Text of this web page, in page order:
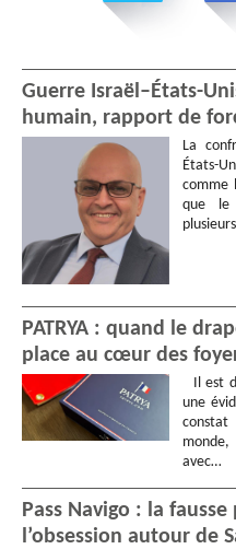
Guerre Israël–États-
humain, rapport de
La
États-
comme
que le
PATRYA : quand le
place au cœur des
Il est
une
avec…
Pass Navigo : la
l’obsession autour de